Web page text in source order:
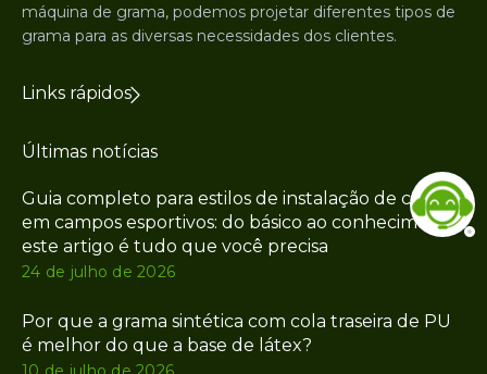
máquina de grama, podemos projetar diferentes tipos de
grama para as diversas necessidades dos clientes.
Links rápidos
Últimas notícias
Guia completo para estilos de instalação de cercas
em campos esportivos: do básico ao conhecimento,
este artigo é tudo que você precisa
24 de julho de 2026
Por que a grama sintética com cola traseira de PU
é melhor do que a base de látex?